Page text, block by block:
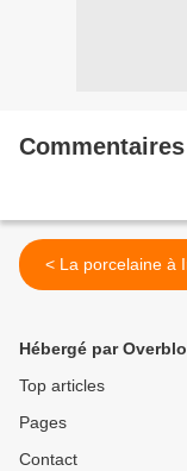
Commentaires
< La porcelaine à
Hébergé par
Top articles
Pages
Contact